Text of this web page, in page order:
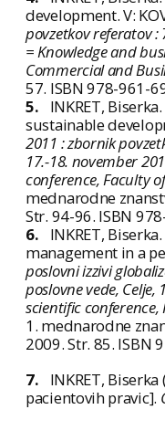
development. V:
povzetkov referatov :
= Knowledge and
Commercial and
57. ISBN 978-961-
5.
INKRET,
sustainable
2011 : zbornik
17.-18. november
conference, Faculty
mednarodne
Str. 94-96. ISBN
6.
INKRET,
management in a
poslovni izzivi
poslovne vede,
scientific conference,
1. mednarodne
2009. Str. 85. ISBN
7.
INKRET,
pacientovih pravic].